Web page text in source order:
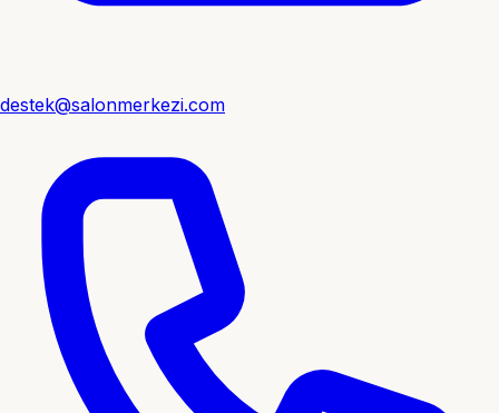
destek@salonmerkezi.com